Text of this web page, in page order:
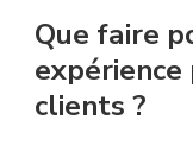
Que faire
expérience
clients ?